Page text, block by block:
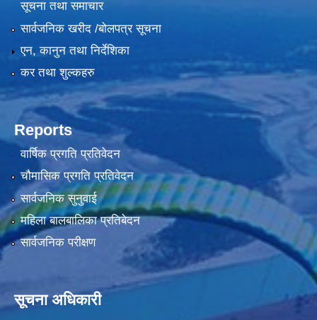
सूचना तथा समाचार
सार्वजनिक खरीद /बोलपत्र सूचना
एन, कानुन तथा निर्देशिका
कर तथा शुल्कहरु
Reports
वार्षिक प्रगति प्रतिवेदन
चौमासिक प्रगति प्रतिवेदन
सार्वजनिक सुनुवाई
महिला बालबालिका प्रतिबेदन
सार्वजनिक परीक्षण
सूचना अधिकारी